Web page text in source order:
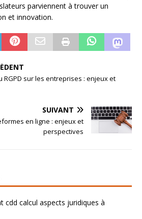
parviennent à trouver un
et innovation.
RGPD sur les entreprises : enjeux et
SUIVANT
en ligne : enjeux et
perspectives
cdd calcul aspects juridiques à